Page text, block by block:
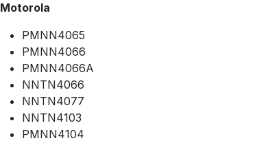
Motorola
PMNN4065
PMNN4066
PMNN4066A
NNTN4066
NNTN4077
NNTN4103
PMNN4104